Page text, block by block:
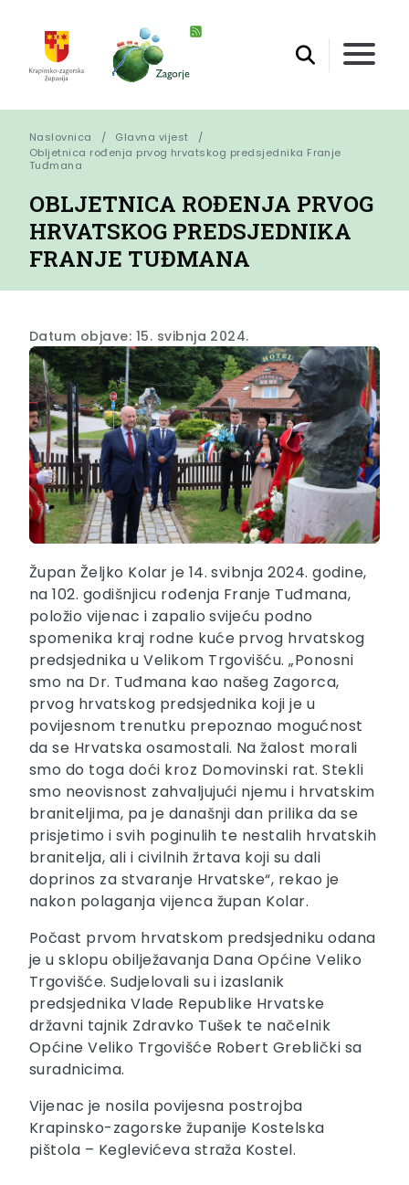
Naslovnica
Glavna vijest
Obljetnica rođenja prvog hrvatskog predsjednika Franje
Tuđmana
OBLJETNICA ROĐENJA PRVOG
HRVATSKOG PREDSJEDNIKA
FRANJE TUĐMANA
Datum objave: 15. svibnja 2024.
Župan Željko Kolar je 14. svibnja 2024. godine,
na 102. godišnjicu rođenja Franje Tuđmana,
položio vijenac i zapalio svijeću podno
spomenika kraj rodne kuće prvog hrvatskog
predsjednika u Velikom Trgovišću. „Ponosni
smo na Dr. Tuđmana kao našeg Zagorca,
prvog hrvatskog predsjednika koji je u
povijesnom trenutku prepoznao mogućnost
da se Hrvatska osamostali. Na žalost morali
smo do toga doći kroz Domovinski rat. Stekli
smo neovisnost zahvaljujući njemu i hrvatskim
braniteljima, pa je današnji dan prilika da se
prisjetimo i svih poginulih te nestalih hrvatskih
branitelja, ali i civilnih žrtava koji su dali
doprinos za stvaranje Hrvatske“, rekao je
nakon polaganja vijenca župan Kolar.
Počast prvom hrvatskom predsjedniku odana
je u sklopu obilježavanja Dana Općine Veliko
Trgovišće. Sudjelovali su i izaslanik
predsjednika Vlade Republike Hrvatske
državni tajnik Zdravko Tušek te načelnik
Općine Veliko Trgovišće Robert Greblički sa
suradnicima.
Vijenac je nosila povijesna postrojba
Krapinsko-zagorske županije Kostelska
pištola – Keglevićeva straža Kostel.